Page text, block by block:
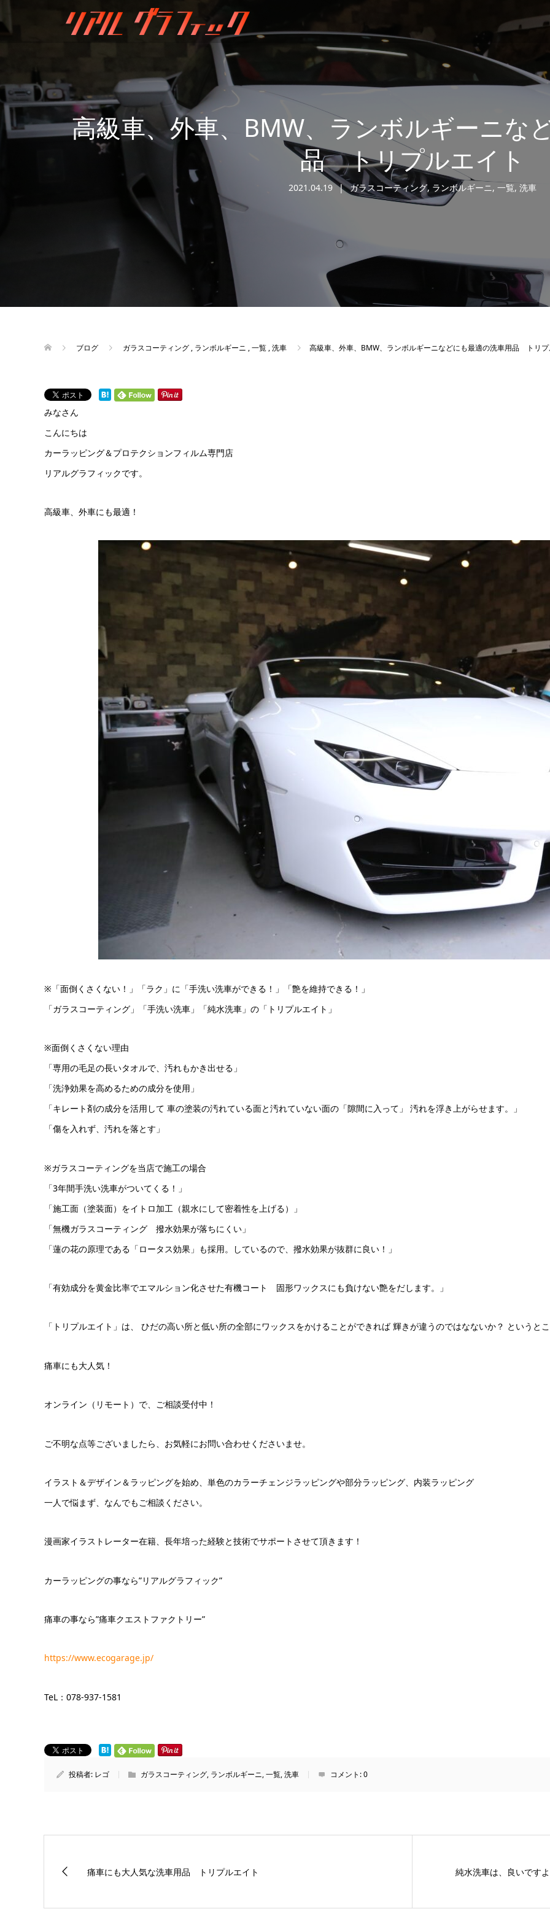
高級車、外車、BMW、ランボルギーニな
品 トリプルエイト
2021.04.19 ガラスコーティング, ランボルギーニ , 一覧, 洗車
ブログ ガラスコーティング , ランボルギーニ ,一覧 ,洗車 高級車、外車、BMW、ランボルギーニなどにも最適の洗車用品 トリ
みなさん
こんにちは
カーラッピング＆プロテクションフィルム専門店
リアルグラフィックです。
高級車、外車にも最適！
※「面倒くさくない！」「ラク」に「手洗い洗車ができる！」「艶を維持できる！」
「ガラスコーティング」「手洗い洗車」「純水洗車」の「トリプルエイト」
※面倒くさくない理由
「専用の毛足の長いタオルで、汚れもかき出せる」
「洗浄効果を高めるための成分を使用」
「キレート剤の成分を活用して 車の塗装の汚れている面と汚れていない面の「隙間に入って」 汚れを浮き上がらせます。」
「傷を入れず、汚れを落とす」
※ガラスコーティングを当店で施工の場合
「3年間手洗い洗車がついてくる！」
「施工面（塗装面）をイトロ加工（親水にして密着性を上げる）」
「無機ガラスコーティング 撥水効果が落ちにくい」
「蓮の花の原理である「ロータス効果」も採用。しているので、撥水効果が抜群に良い！」
「有効成分を黄金比率でエマルション化させた有機コート 固形ワックスにも負けない艶をだします。」
「トリプルエイト」は、 ひだの高い所と低い所の全部にワックスをかけることができれば 輝きが違うのではなないか？ というと
痛車にも大人気！
オンライン（リモート）で、ご相談受付中！
ご不明な点等ございましたら、お気軽にお問い合わせくださいませ。
イラスト＆デザイン＆ラッピングを始め、単色のカラーチェンジラッピングや部分ラッピング、内装ラッピング
一人で悩まず、なんでもご相談ください。
漫画家イラストレーター在籍、長年培った経験と技術でサポートさせて頂きます！
カーラッピングの事なら”リアルグラフィック”
痛車の事なら”痛車クエストファクトリー”
https://www.ecogarage.jp/
TeL：078-937-1581
投稿者: レゴ ガラスコーティング, ランボルギーニ,一覧,洗車 コメント:0
痛車にも大人気な洗車用品 トリプルエイト 純水洗車は、良いです